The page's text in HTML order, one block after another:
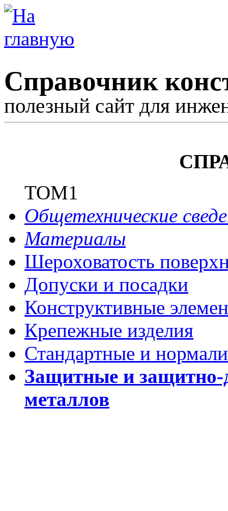
Справочник
полезный сайт для
ТОМ1
Общетехнические
Материалы
Шероховатость
Допуски и посадки
Конструктивные
Крепежные изделия
Стандартные и
Защитные и защитно-
металлов